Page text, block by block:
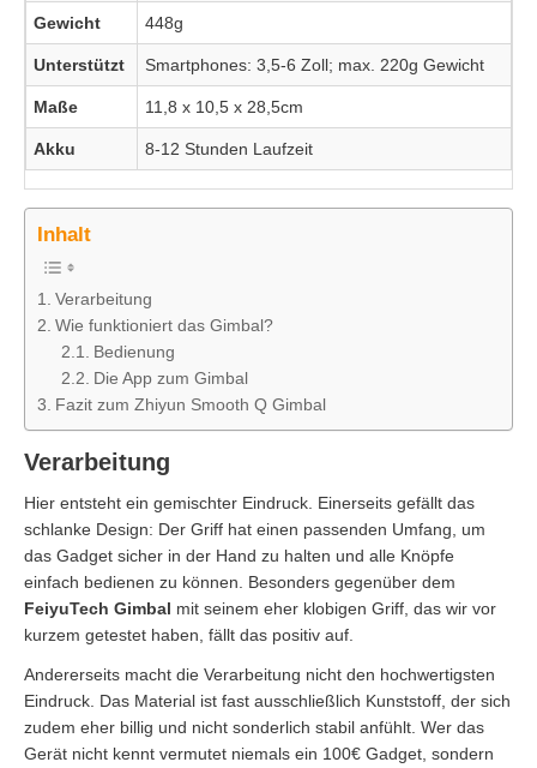
Gewicht 448g
Unterstützt Smartphones: 3,5-6 Zoll; max. 220g Gewicht
Maße 11,8 x 10,5 x 28,5cm
Akku 8-12 Stunden Laufzeit
Inhalt
Verarbeitung
Wie funktioniert das Gimbal?
Bedienung
Die App zum Gimbal
Fazit zum Zhiyun Smooth Q Gimbal
Verarbeitung
Hier entsteht ein gemischter Eindruck. Einerseits gefällt das
schlanke Design: Der Griff hat einen passenden Umfang, um
das Gadget sicher in der Hand zu halten und alle Knöpfe
einfach bedienen zu können. Besonders gegenüber dem
FeiyuTech Gimbal mit seinem eher klobigen Griff, das wir vor
kurzem getestet haben, fällt das positiv auf.
Andererseits macht die Verarbeitung nicht den hochwertigsten
Eindruck. Das Material ist fast ausschließlich Kunststoff, der sich
zudem eher billig und nicht sonderlich stabil anfühlt. Wer das
Gerät nicht kennt vermutet niemals ein 100€ Gadget, sondern